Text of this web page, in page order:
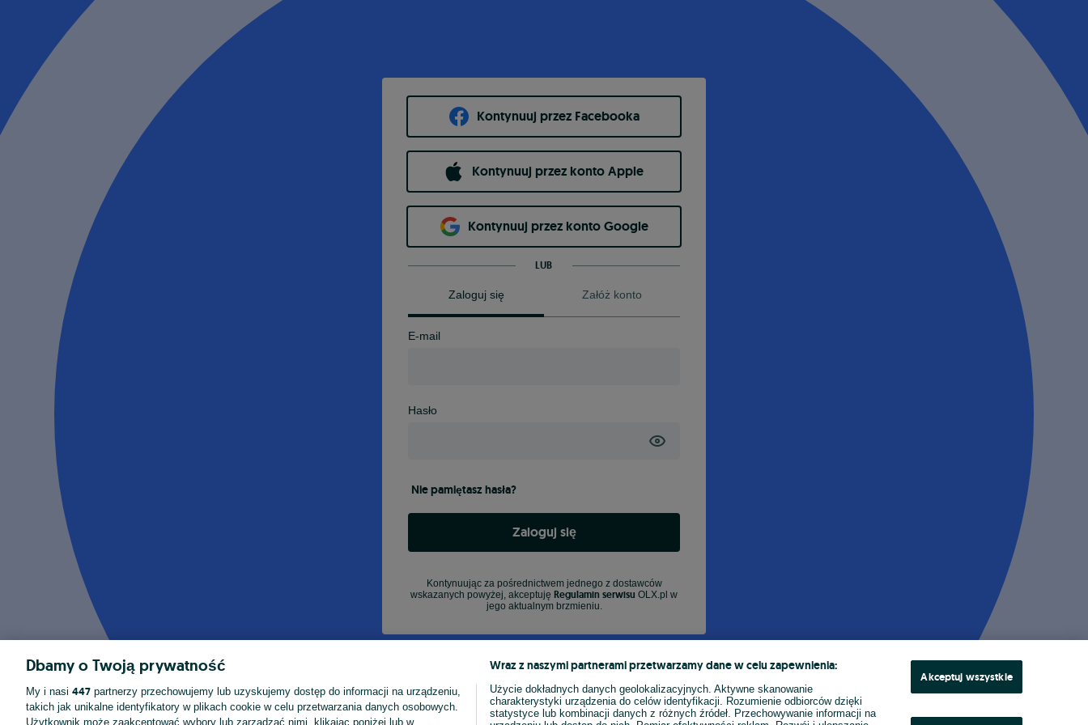
Kontynuuj przez Facebooka
Kontynuuj przez konto Apple
Kontynuuj przez konto Google
LUB
Zaloguj się Załóż konto
E-mail
Hasło
Nie pamiętasz hasła?
Zaloguj się
Kontynuując za pośrednictwem jednego z dostawców
wskazanych powyżej, akceptuję Regulamin serwisu OLX.pl w
jego aktualnym brzmieniu.
Dbamy o Twoją prywatność
My i nasi 447 partnerzy przechowujemy lub uzyskujemy dostęp do informacji na urządzeniu,
takich jak unikalne identyfikatory w plikach cookie w celu przetwarzania danych osobowych.
Użytkownik może zaakceptować wybory lub zarządzać nimi, klikając poniżej lub w
Wraz z naszymi partnerami przetwarzamy dane w celu zapewnienia:
Użycie dokładnych danych geolokalizacyjnych. Aktywne skanowanie
charakterystyki urządzenia do celów identyfikacji. Rozumienie odbiorców dzięki
statystyce lub kombinacji danych z różnych źródeł. Przechowywanie informacji na
Akceptuj wszystkie